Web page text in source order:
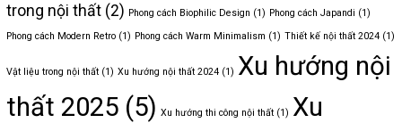
trong nội thất (2) Phong cách Biophilic Design (1) Phong cách Japandi (1)
Phong cách Modern Retro (1) Phong cách Warm Minimalism (1) Thiết kế nội thất 2024 (1)
Vật liệu trong nội thất (1) Xu hướng nội thất 2024 (1) Xu hướng nội
thất 2025 (5) Xu hướng thi công nội thất (1) Xu